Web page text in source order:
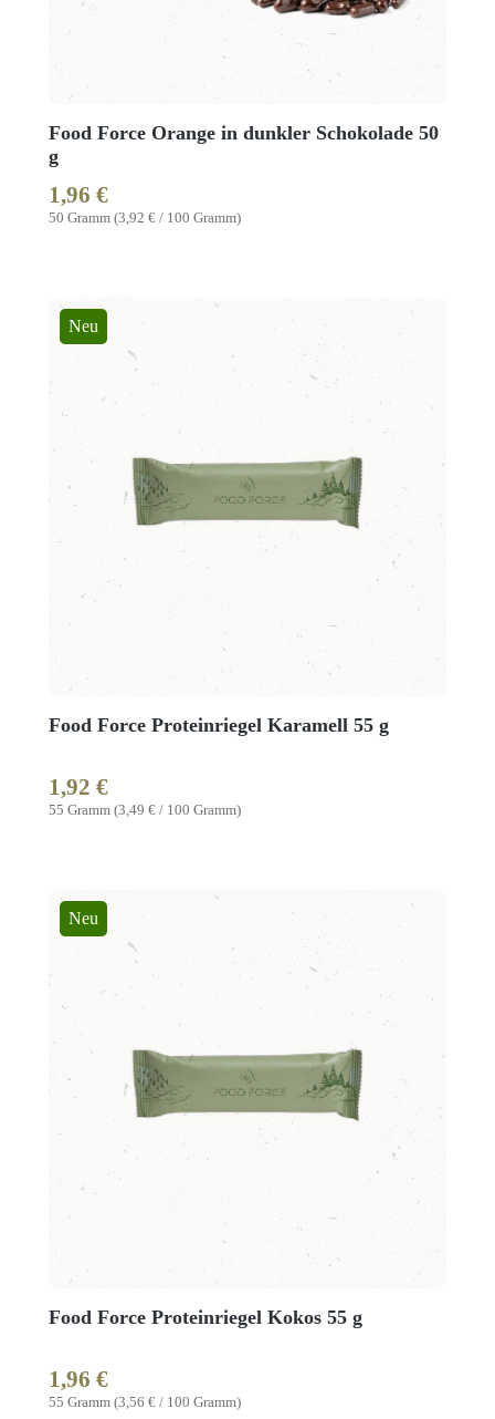
Food Force Orange in dunkler Schokolade 50
g
50 Gramm (3,92 € / 100 Gramm)
Regulärer Preis:
1,96 €
Neu
Food Force Proteinriegel Karamell 55 g
55 Gramm (3,49 € / 100 Gramm)
Regulärer Preis:
1,92 €
Neu
Food Force Proteinriegel Kokos 55 g
55 Gramm (3,56 € / 100 Gramm)
Regulärer Preis:
1,96 €